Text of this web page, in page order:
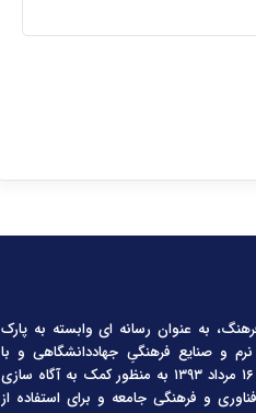
به عنوان رسانه ای وابسته به پارک
و صنایع فرهنگیِ جهاددانشگاهی و با
عنوان اختصاری «سینا» از ۱۶ مرداد ۱۳۹۳ به منظور کمک به آگاه سازی
و فرهنگی جامعه و برای استفاده از